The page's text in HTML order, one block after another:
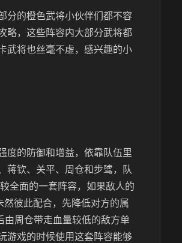
分的橙色武将小伙伴们都不容
略，这些阵容内大部分武将都
武将也丝毫不虚，感兴趣的小
度的防御和增益，依靠队伍里
蒋钦、关平、周仓和步骘，队
全面的一套阵容，如果敌人的
彼此配合，先降低对方的属
周仓带走血量较低的敌方单
游戏的时候使用这套阵容能够